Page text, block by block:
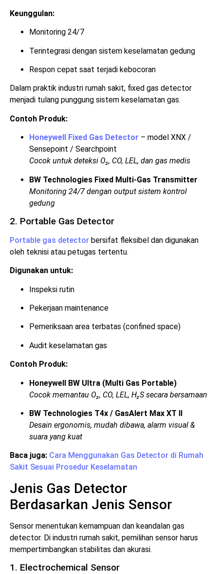
Keunggulan:
Monitoring 24/7
Terintegrasi dengan sistem keselamatan gedung
Respon cepat saat terjadi kebocoran
Dalam praktik industri rumah sakit, fixed gas detector
menjadi tulang punggung sistem keselamatan gas.
Contoh Produk:
Honeywell Fixed Gas Detector – model XNX /
Sensepoint / Searchpoint
Cocok untuk deteksi O₂, CO, LEL, dan gas medis
BW Technologies Fixed Multi-Gas Transmitter
Monitoring 24/7 dengan output sistem kontrol
gedung
2. Portable Gas Detector
Portable gas detector bersifat fleksibel dan digunakan
oleh teknisi atau petugas tertentu.
Digunakan untuk:
Inspeksi rutin
Pekerjaan maintenance
Pemeriksaan area terbatas (confined space)
Audit keselamatan gas
Contoh Produk:
Honeywell BW Ultra (Multi Gas Portable)
Cocok memantau O₂, CO, LEL, H₂S secara bersamaan
BW Technologies T4x / GasAlert Max XT II
Desain ergonomis, mudah dibawa, alarm visual &
suara yang kuat
Baca juga: Cara Menggunakan Gas Detector di Rumah
Sakit Sesuai Prosedur Keselamatan
Jenis Gas Detector
Berdasarkan Jenis Sensor
Sensor menentukan kemampuan dan keandalan gas
detector. Di industri rumah sakit, pemilihan sensor harus
mempertimbangkan stabilitas dan akurasi.
1. Electrochemical Sensor